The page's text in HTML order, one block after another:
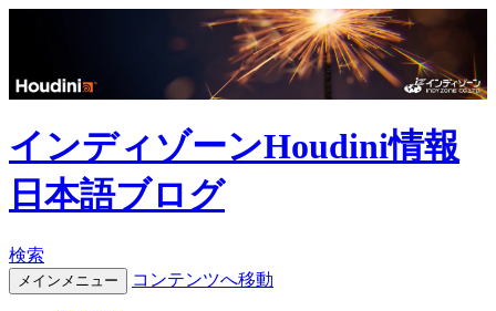
インディゾーンHoudini情報
日本語ブログ
検索
メインメニュー コンテンツへ移動